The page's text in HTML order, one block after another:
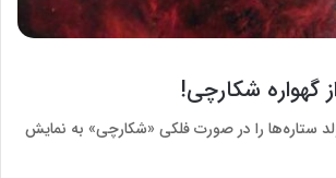
گهواره شکارچی!
ستاره‌ها را در صورت فلکی «شکارچی» به نمایش